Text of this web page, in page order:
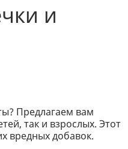
и
Предлагаем вам
так и взрослых. Этот
вредных добавок.